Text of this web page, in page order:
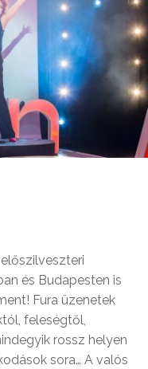
és Budapesten is
Fura üzenetek
feleségtől,
rossz helyen
sora… A valós